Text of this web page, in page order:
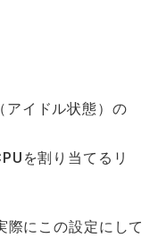
アイドル状態）の
を割り当てるリ
際にこの設定にして